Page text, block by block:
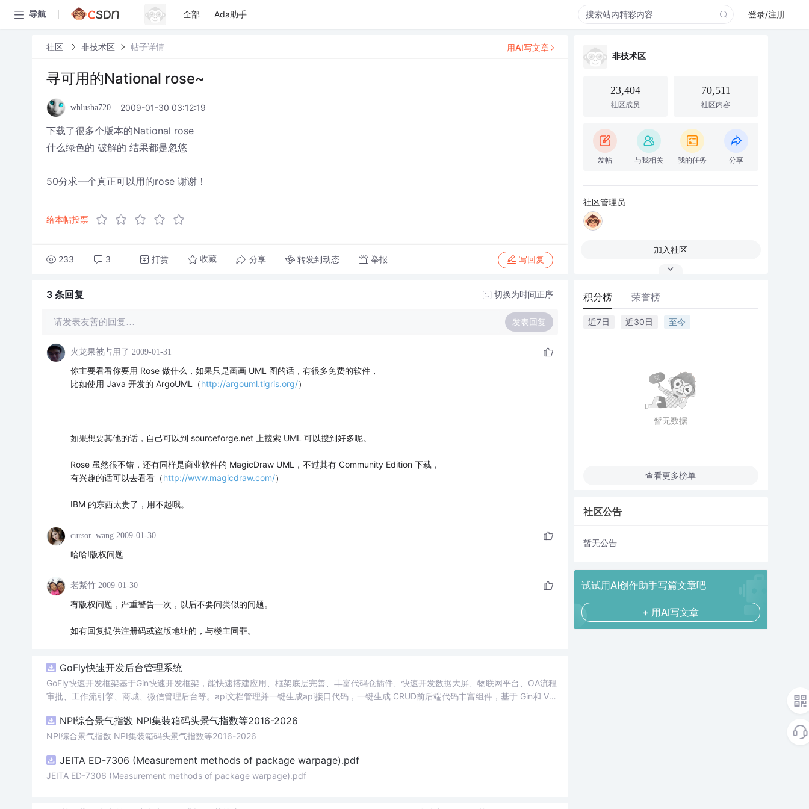
导航 全部 Ada助手 登录/注册
社区 非技术区 帖子详情
寻可用的National rose~
whlusha720 2009-01-30 03:12:19
下载了很多个版本的National rose
什么绿色的 破解的 结果都是忽悠
50分求一个真正可以用的rose 谢谢！
给本帖投票
233 3 打赏 收藏 分享 转发到动态 举报 写回复
用AI写文章
3 条回复 切换为时间正序
请发表友善的回复… 发表回复
火龙果被占用了 2009-01-31
你主要看看你要用 Rose 做什么，如果只是画画 UML 图的话，有很多免费的软件，
比如使用 Java 开发的 ArgoUML（http://argouml.tigris.org/）
如果想要其他的话，自己可以到 sourceforge.net 上搜索 UML 可以搜到好多呢。
Rose 虽然很不错，还有同样是商业软件的 MagicDraw UML，不过其有 Community Edition 下载，
有兴趣的话可以去看看（http://www.magicdraw.com/）
IBM 的东西太贵了，用不起哦。
cursor_wang 2009-01-30
哈哈!版权问题
老紫竹 2009-01-30
有版权问题，严重警告一次，以后不要问类似的问题。
如有回复提供注册码或盗版地址的，与楼主同罪。
GoFly快速开发后台管理系统
GoFly快速开发框架基于Gin快速开发框架，能快速搭建应用、框架底层完善、丰富代码仓插件、快速开发数据大屏、物联网平台、OA流程
审批、工作流引擎、商城、微信管理后台等。api文档管理并一键生成api接口代码，一键生成 CRUD前后端代码丰富组件，基于 Gin和 Vu
思想，接口单层设计，开发简单，极易上手、代码可读性和可维护性好、得益于Go优秀性能框架性能和并发都很优秀、需要硬件资源很
小。
NPI综合景气指数 NPI集装箱码头景气指数等2016-2026
NPI综合景气指数 NPI集装箱码头景气指数等2016-2026
JEITA ED-7306 (Measurement methods of package warpage).pdf
JEITA ED-7306 (Measurement methods of package warpage).pdf
非技术区
23,404
社区成员
70,511
社区内容
发帖 与我相关 我的任务 分享
社区管理员
加入社区
积分榜 荣誉榜
近7日 近30日 至今
暂无数据
查看更多榜单
社区公告
暂无公告
试试用AI创作助手写篇文章吧
+ 用AI写文章